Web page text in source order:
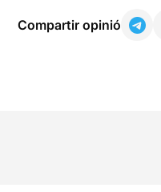
Compartir opinió